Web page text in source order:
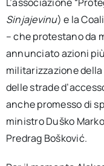
Sinjajevinu) e la
– che protestano da
annunciato azioni
militarizzazione
delle strade
anche promesso di
ministro Duško
Predrag Bošković.